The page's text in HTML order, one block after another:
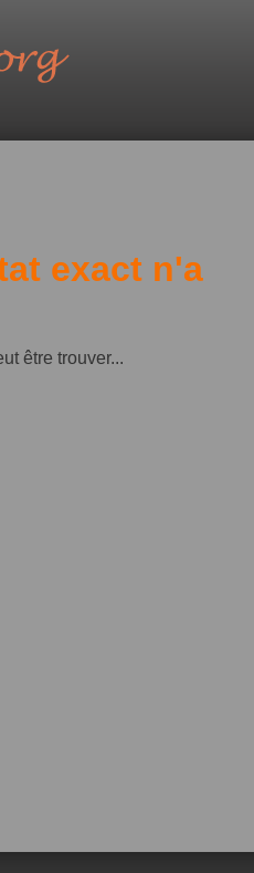
exact n'a
être trouver...